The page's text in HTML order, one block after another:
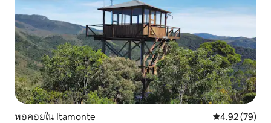
หอคอยใน Itamonte คะแนนเฉลี่ย
4.92 (79)